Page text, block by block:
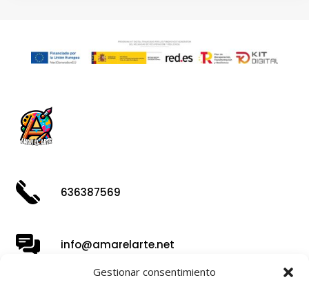
Gestionar consentimiento
636387569
info@amarelarte.net